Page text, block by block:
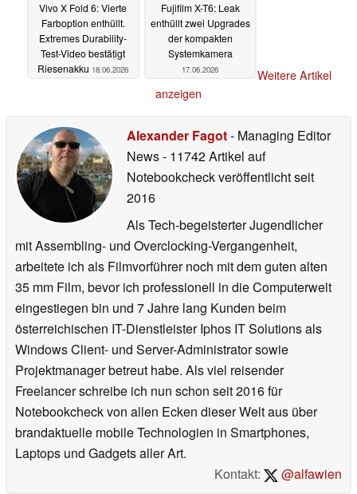
Vivo X Fold 6: Vierte
Farboption enthüllt.
Extremes Durability-
Test-Video bestätigt
Riesenakku 18.06.2026
Fujifilm X-T6: Leak
enthüllt zwei Upgrades
der kompakten
Systemkamera
17.06.2026
Weitere Artikel
anzeigen
Alexander Fagot- Managing Editor
News- 11742 Artikel auf
Notebookcheck veröffentlichtseit
2016
Als Tech-begeisterter Jugendlicher
mit Assembling- und Overclocking-Vergangenheit,
arbeitete ich als Filmvorführer noch mit dem guten alten
35 mm Film, bevor ich professionell in die Computerwelt
eingestiegen bin und 7 Jahre lang Kunden beim
österreichischen IT-Dienstleister Iphos IT Solutions als
Windows Client- und Server-Administrator sowie
Projektmanager betreut habe. Als viel reisender
Freelancer schreibe ich nun schon seit 2016 für
Notebookcheck von allen Ecken dieser Welt aus über
brandaktuelle mobile Technologien in Smartphones,
Laptops und Gadgets aller Art.
Kontakt:
@alfawien